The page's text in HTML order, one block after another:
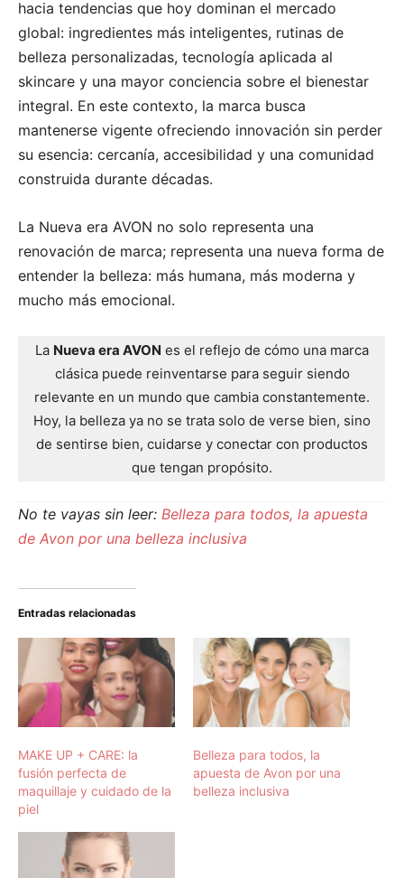
hacia tendencias que hoy dominan el mercado
global: ingredientes más inteligentes, rutinas de
belleza personalizadas, tecnología aplicada al
skincare y una mayor conciencia sobre el bienestar
integral. En este contexto, la marca busca
mantenerse vigente ofreciendo innovación sin perder
su esencia: cercanía, accesibilidad y una comunidad
construida durante décadas.
La Nueva era AVON no solo representa una
renovación de marca; representa una nueva forma de
entender la belleza: más humana, más moderna y
mucho más emocional.
La Nueva era AVON es el reflejo de cómo una marca
clásica puede reinventarse para seguir siendo
relevante en un mundo que cambia constantemente.
Hoy, la belleza ya no se trata solo de verse bien, sino
de sentirse bien, cuidarse y conectar con productos
que tengan propósito.
No te vayas sin leer: Belleza para todos, la apuesta
de Avon por una belleza inclusiva
Entradas relacionadas
MAKE UP + CARE: la
fusión perfecta de
maquillaje y cuidado de la
piel
Belleza para todos, la
apuesta de Avon por una
belleza inclusiva